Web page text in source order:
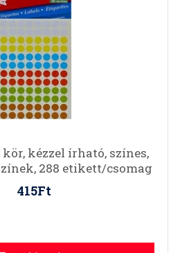
kézzel írható, színes,
288 etikett/csomag
415Ft